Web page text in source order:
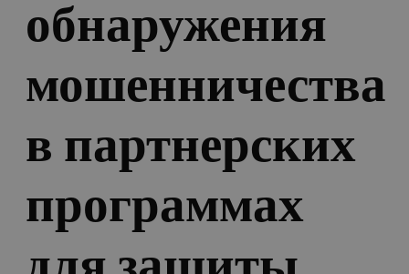
обнаружения
мошенничества
в партнерских
программах